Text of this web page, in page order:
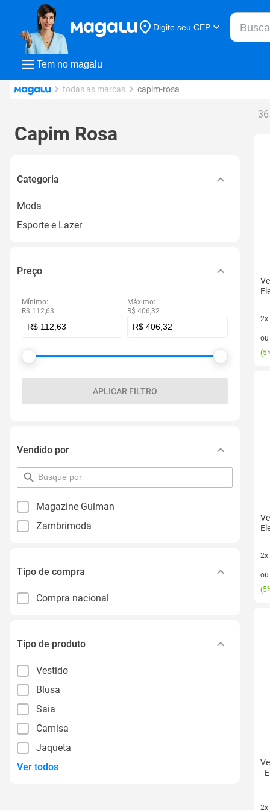
Tem no magalu
Digite seu CEP
Buscar
todas as marcas capim-rosa
Capim Rosa
Categoria
Moda
Esporte e Lazer
Preço
Mínimo:
R$ 112,63
Máximo:
R$ 406,32
APLICAR FILTRO
Vendido por
pesquisar
por
Magazine Guiman
Zambrimoda
Tipo de compra
Compra nacional
Tipo de produto
Vestido
Blusa
Saia
Camisa
Jaqueta
Ver todos
2x
2
ou
(
2x
2
ou
(
-
2x